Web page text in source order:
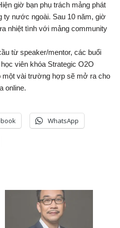
giờ bạn phụ trách mảng phát
ty nước ngoài. Sau 10 năm, giờ
nhiệt tình với mảng community
từ speaker/mentor, các buổi
viên khóa Strategic O2O
một vài trường hợp sẽ mở ra cho
online.
WhatsApp